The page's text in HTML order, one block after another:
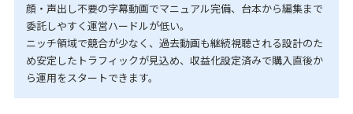
顔・声出し不要の字幕動画でマニュアル完備、台本から編集まで
委託しやすく運営ハードルが低い。
ニッチ領域で競合が少なく、過去動画も継続視聴される設計のた
め安定したトラフィックが見込め、収益化設定済みで購入直後か
ら運用をスタートできます。